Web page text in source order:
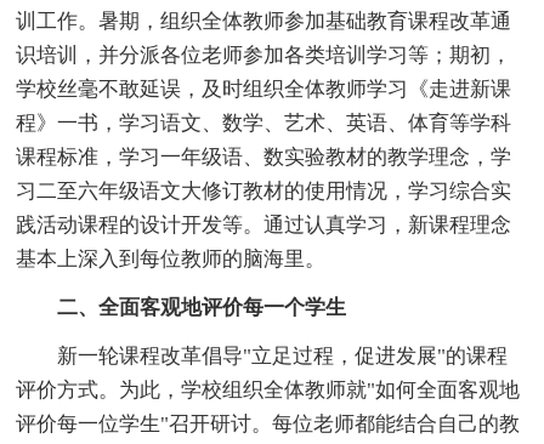
训工作。暑期，组织全体教师参加基础教育课程改革通
识培训，并分派各位老师参加各类培训学习等；期初，
学校丝毫不敢延误，及时组织全体教师学习《走进新课
程》一书，学习语文、数学、艺术、英语、体育等学科
课程标准，学习一年级语、数实验教材的教学理念，学
习二至六年级语文大修订教材的使用情况，学习综合实
践活动课程的设计开发等。通过认真学习，新课程理念
基本上深入到每位教师的脑海里。
二、全面客观地评价每一个学生
新一轮课程改革倡导"立足过程，促进发展"的课程
评价方式。为此，学校组织全体教师就"如何全面客观地
评价每一位学生"召开研讨。每位老师都能结合自己的教